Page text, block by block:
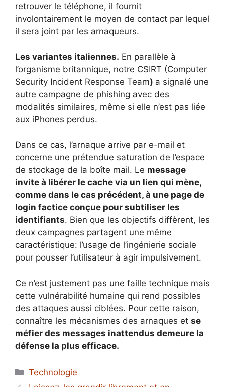
retrouver le téléphone, il fournit
involontairement le moyen de contact par lequel
il sera joint par les arnaqueurs.
Les variantes italiennes. En parallèle à
l’organisme britannique, notre CSIRT (Computer
Security Incident Response Team) a signalé une
autre campagne de phishing avec des
modalités similaires, même si elle n’est pas liée
aux iPhones perdus.
Dans ce cas, l’arnaque arrive par e-mail et
concerne une prétendue saturation de l’espace
de stockage de la boîte mail. Le message
invite à libérer le cache via un lien qui mène,
comme dans le cas précédent, à une page de
login factice conçue pour subtiliser les
identifiants. Bien que les objectifs diffèrent, les
deux campagnes partagent une même
caractéristique: l’usage de l’ingénierie sociale
pour pousser l’utilisateur à agir impulsivement.
Ce n’est justement pas une faille technique mais
cette vulnérabilité humaine qui rend possibles
des attaques aussi ciblées. Pour cette raison,
connaître les mécanismes des arnaques et se
méfier des messages inattendus demeure la
défense la plus efficace.
Catégories
Technologie